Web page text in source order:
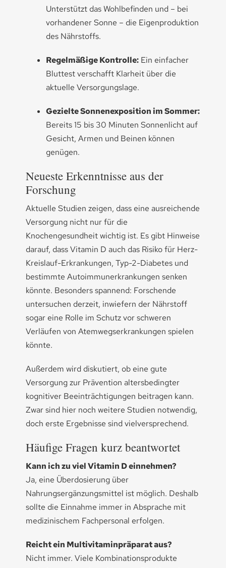
Unterstützt das Wohlbefinden und – bei
vorhandener Sonne – die Eigenproduktion
des Nährstoffs.
Regelmäßige Kontrolle: Ein einfacher
Bluttest verschafft Klarheit über die
aktuelle Versorgungslage.
Gezielte Sonnenexposition im Sommer:
Bereits 15 bis 30 Minuten Sonnenlicht auf
Gesicht, Armen und Beinen können
genügen.
Neueste Erkenntnisse aus der
Forschung
Aktuelle Studien zeigen, dass eine ausreichende
Versorgung nicht nur für die
Knochengesundheit wichtig ist. Es gibt Hinweise
darauf, dass Vitamin D auch das Risiko für Herz-
Kreislauf-Erkrankungen, Typ-2-Diabetes und
bestimmte Autoimmunerkrankungen senken
könnte. Besonders spannend: Forschende
untersuchen derzeit, inwiefern der Nährstoff
sogar eine Rolle im Schutz vor schweren
Verläufen von Atemwegserkrankungen spielen
könnte.
Außerdem wird diskutiert, ob eine gute
Versorgung zur Prävention altersbedingter
kognitiver Beeinträchtigungen beitragen kann.
Zwar sind hier noch weitere Studien notwendig,
doch erste Ergebnisse sind vielversprechend.
Häufige Fragen kurz beantwortet
Kann ich zu viel Vitamin D einnehmen?
Ja, eine Überdosierung über
Nahrungsergänzungsmittel ist möglich. Deshalb
sollte die Einnahme immer in Absprache mit
medizinischem Fachpersonal erfolgen.
Reicht ein Multivitaminpräparat aus?
Nicht immer. Viele Kombinationsprodukte